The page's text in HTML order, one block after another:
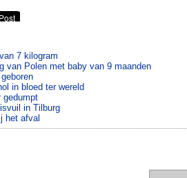
7 kilogram
van Polen met baby van 9 maanden
in bloed ter wereld
gedumpt
in Tilburg
het afval